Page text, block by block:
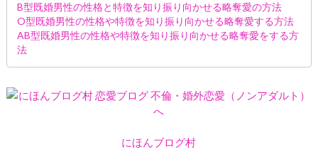
B型既婚男性の性格と特徴を知り振り向かせる略奪愛の方法
O型既婚男性の性格や特徴を知り振り向かせる略奪愛する方法
AB型既婚男性の性格や特徴を知り振り向かせる略奪愛をする方
法
にほんブログ村